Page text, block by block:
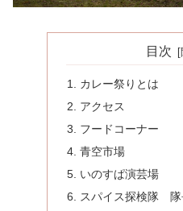
目次
カレー祭りとは
アクセス
フードコーナー
青空市場
いのすぱ演芸場
スパイス探検隊 隊